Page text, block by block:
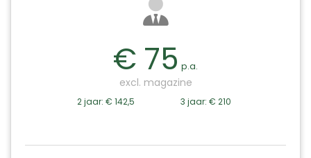
€ 75 p.a.
excl. magazine
2 jaar: € 142,5 3 jaar: € 210